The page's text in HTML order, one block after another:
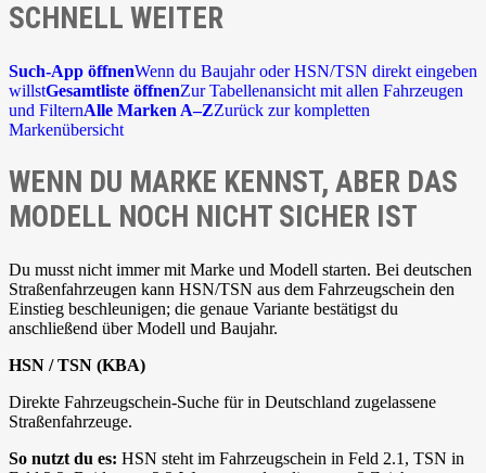
SCHNELL WEITER
Such-App öffnenWenn du Baujahr oder HSN/TSN direkt eingeben
willstGesamtliste öffnenZur Tabellenansicht mit allen Fahrzeugen
und FilternAlle Marken A–ZZurück zur kompletten
Markenübersicht
WENN DU MARKE KENNST, ABER DAS
MODELL NOCH NICHT SICHER IST
Du musst nicht immer mit Marke und Modell starten. Bei deutschen
Straßenfahrzeugen kann HSN/TSN aus dem Fahrzeugschein den
Einstieg beschleunigen; die genaue Variante bestätigst du
anschließend über Modell und Baujahr.
HSN / TSN (KBA)
Direkte Fahrzeugschein-Suche für in Deutschland zugelassene
Straßenfahrzeuge.
So nutzt du es: HSN steht im Fahrzeugschein in Feld 2.1, TSN in